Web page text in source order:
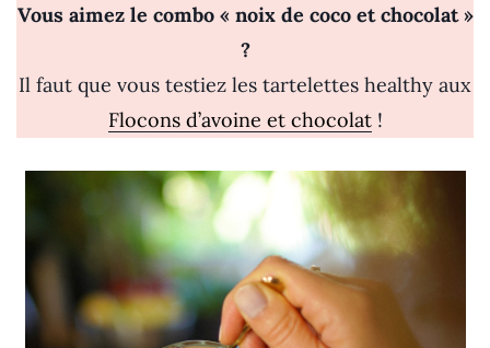
Vous aimez le combo « noix de coco et chocolat »
?
Il faut que vous testiez les tartelettes healthy aux
Flocons d’avoine et chocolat!